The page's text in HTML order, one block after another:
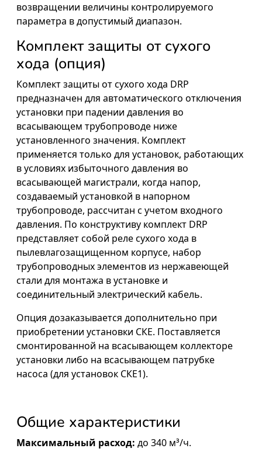
возвращении величины контролируемого
параметра в допустимый диапазон.
Комплект защиты от сухого
хода (опция)
Комплект защиты от сухого хода DRP
предназначен для автоматического отключения
установки при падении давления во
всасывающем трубопроводе ниже
установленного значения. Комплект
применяется только для установок, работающих
в условиях избыточного давления во
всасывающей магистрали, когда напор,
создаваемый установкой в напорном
трубопроводе, рассчитан с учетом входного
давления. По конструктиву комплект DRP
представляет собой реле сухого хода в
пылевлагозащищенном корпусе, набор
трубопроводных элементов из нержавеющей
стали для монтажа в установке и
соединительный электрический кабель.
Опция дозаказывается дополнительно при
приобретении установки СКЕ. Поставляется
смонтированной на всасывающем коллекторе
установки либо на всасывающем патрубке
насоса (для установок СКЕ1).
Общие характеристики
Максимальный расход: до 340 м³/ч.